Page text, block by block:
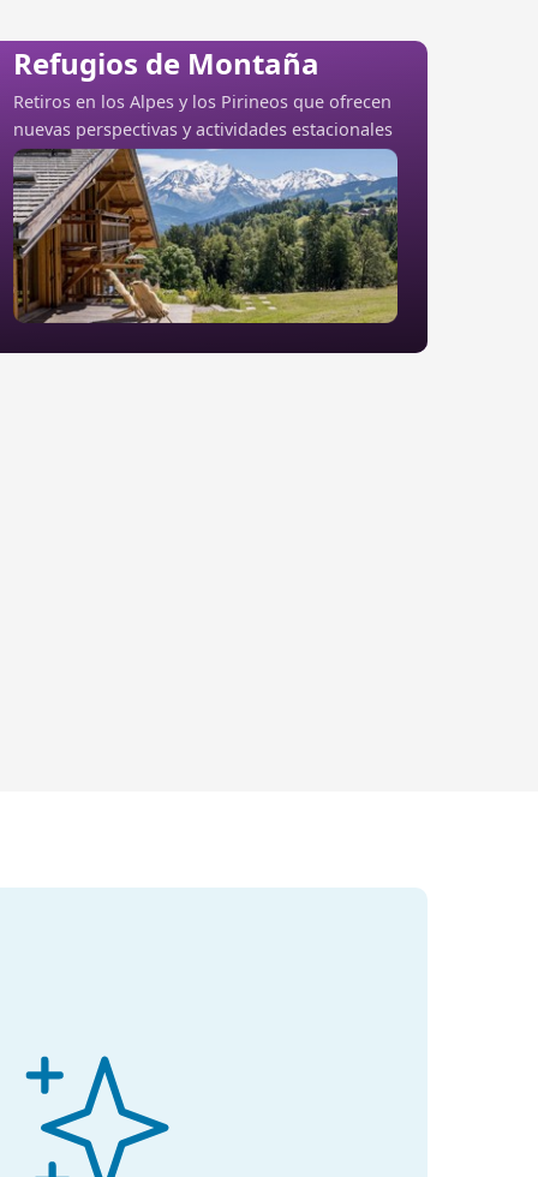
Refugios de Montaña
Retiros en los Alpes y los Pirineos que ofrecen
nuevas perspectivas y actividades estacionales